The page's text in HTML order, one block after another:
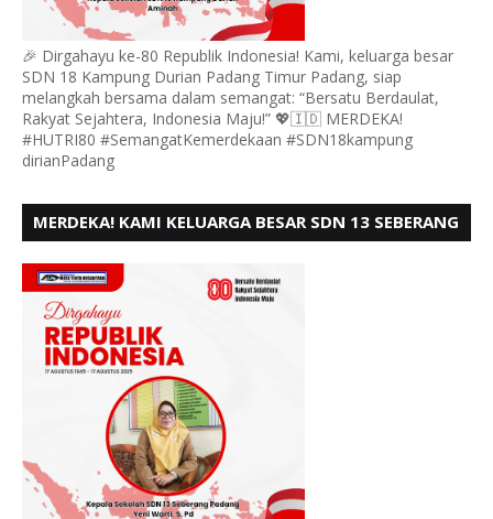
🎉 Dirgahayu ke-80 Republik Indonesia! Kami, keluarga besar
SDN 18 Kampung Durian Padang Timur Padang, siap
melangkah bersama dalam semangat: “Bersatu Berdaulat,
Rakyat Sejahtera, Indonesia Maju!” 💖🇮🇩 MERDEKA!
#HUTRI80 #SemangatKemerdekaan #SDN18kampung
dirianPadang
MERDEKA! KAMI KELUARGA BESAR SDN 13 SEBERANG